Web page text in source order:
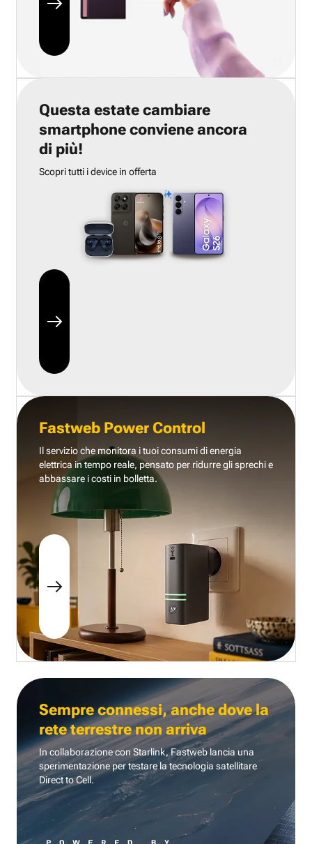
Questa estate cambiare
smartphone conviene ancora
di più!
Scopri tutti i device in offerta
Fastweb Power Control
Il servizio che monitora i tuoi consumi di energia
elettrica in tempo reale, pensato per ridurre gli sprechi e
abbassare i costi in bolletta.
Sempre connessi, anche dove la
rete terrestre non arriva
In collaborazione con Starlink, Fastweb lancia una
sperimentazione per testare la tecnologia satellitare
Direct to Cell.